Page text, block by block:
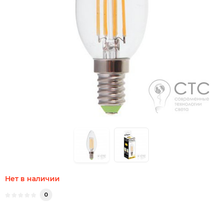
Нет в наличии
0